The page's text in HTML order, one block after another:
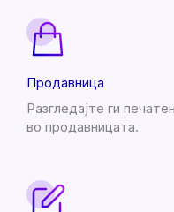
Продавница
Разгледајте ги
во продавницата.